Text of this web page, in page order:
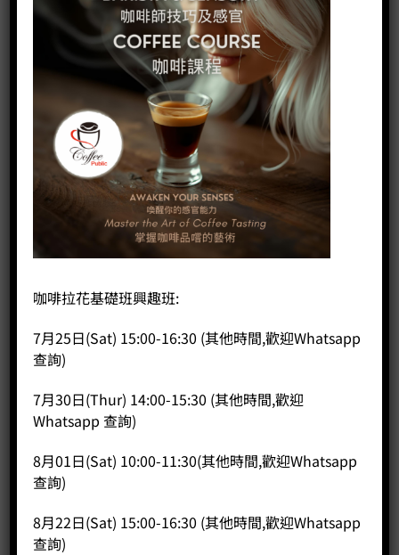
Price: HK$ 250.00
咖啡拉花基礎班興趣班:
7月25日(Sat) 15:00-16:30 (其他時間,歡迎Whatsapp
查詢)
7月30日(Thur) 14:00-15:30 (其他時間,歡迎
Whatsapp 查詢)
8月01日(Sat) 10:00-11:30(其他時間,歡迎Whatsapp
查詢)
8月22日(Sat) 15:00-16:30 (其他時間,歡迎Whatsapp
查詢)